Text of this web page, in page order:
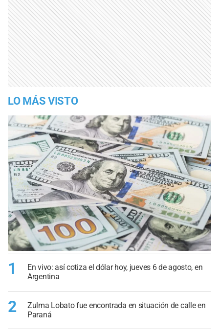
LO MÁS VISTO
1
En vivo: así cotiza el dólar hoy, jueves 6 de agosto, en
Argentina
2
Zulma Lobato fue encontrada en situación de calle en
Paraná